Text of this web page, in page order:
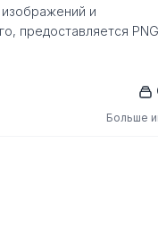
и
предоставляется
Больше